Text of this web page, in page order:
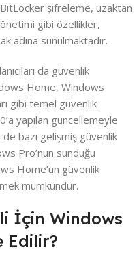
şifreleme, uzaktan
gibi özellikler,
adına sunulmaktadır.
da güvenlik
Home, Windows
gibi temel güvenlik
yapılan güncellemeyle
bazı gelişmiş güvenlik
Pro’nun sunduğu
Home’un güvenlik
mümkündür.
İçin Windows
Edilir?